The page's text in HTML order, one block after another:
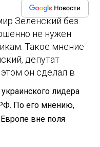
Зеленский без
не нужен
Такое мнение
депутат
он сделал в
лидера
По его мнению,
вне поля